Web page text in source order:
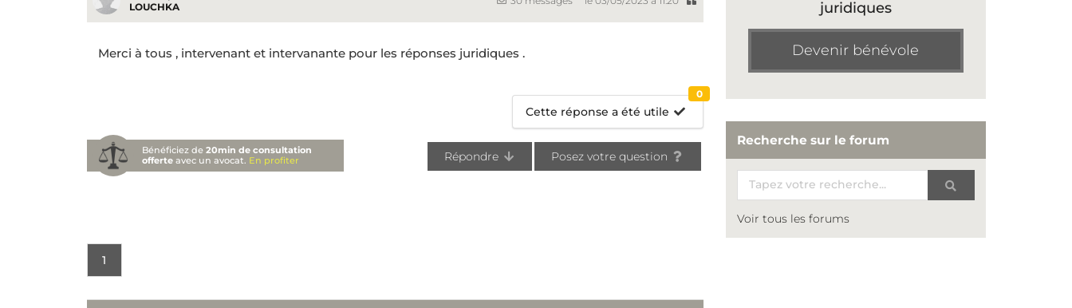
LOUCHKA
Merci à tous , intervenant et intervanante pour les réponses juridiques .
Cette réponse a été utile
0
Bénéficiez de20min de consultation
offerte avec un avocat. En profiter Répondre Posez votre question
1
juridiques
Devenir bénévole
Recherche sur le forum
Voir tous les forums